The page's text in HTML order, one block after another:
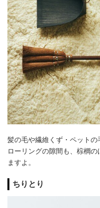
髪の毛や繊維くず・ペット
ローリングの隙間も、棕櫚
ますよ。
ちりとり